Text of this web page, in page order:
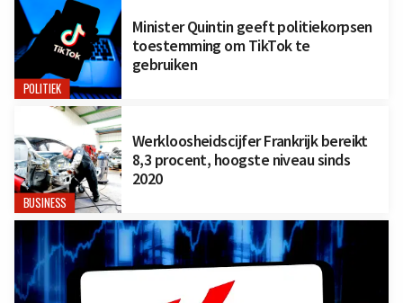
POLITIEK
Minister Quintin geeft politiekorpsen
toestemming om TikTok te
gebruiken
BUSINESS
Werkloosheidscijfer Frankrijk bereikt
8,3 procent, hoogste niveau sinds
2020